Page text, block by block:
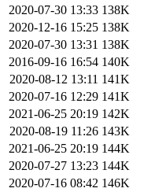
2020-07-30 13:33 138K
2020-12-16 15:25 138K
2020-07-30 13:31 138K
2016-09-16 16:54 140K
2020-08-12 13:11 141K
2020-07-16 12:29 141K
2021-06-25 20:19 142K
2020-08-19 11:26 143K
2021-06-25 20:19 144K
2020-07-27 13:23 144K
2020-07-16 08:42 146K